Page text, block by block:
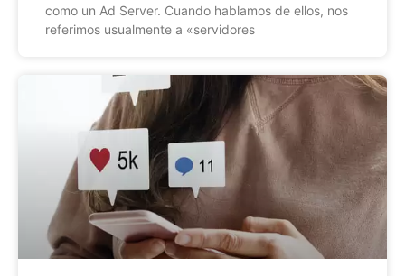
como un Ad Server. Cuando hablamos de ellos, nos
referimos usualmente a «servidores